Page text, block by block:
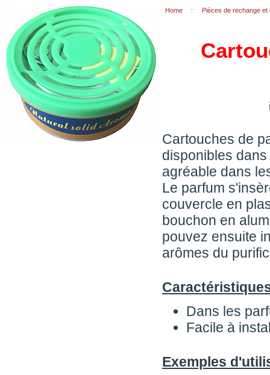
Home :: Pièces de rechange et
Cartouches de
disponibles
agréable dans
Le parfum
couvercle en
bouchon en
pouvez ensuite
arômes du
Dans les
Facile à
Exemples